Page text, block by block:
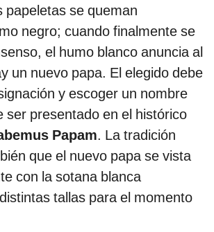
papeletas se queman
negro; cuando finalmente se
el humo blanco anuncia al
un nuevo papa. El elegido debe
y escoger un nombre
ser presentado en el histórico
Papam. La tradición
que el nuevo papa se vista
con la sotana blanca
tallas para el momento